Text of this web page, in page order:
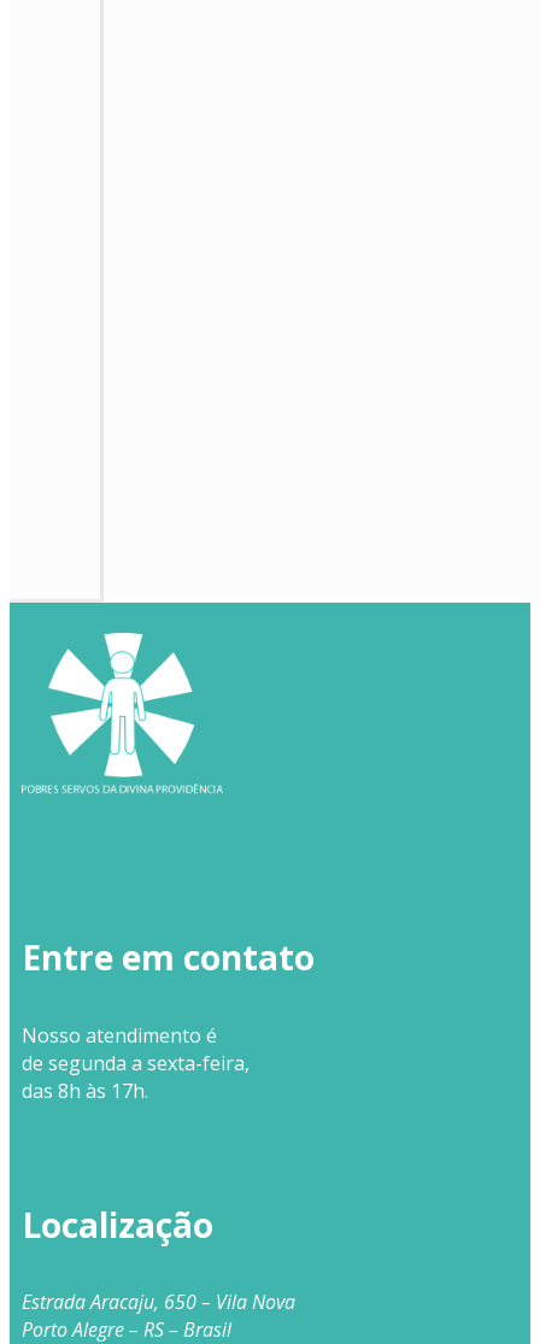
Entre em contato
Nosso atendimento é
de segunda a sexta-feira,
das 8h às 17h.
Localização
Estrada Aracaju, 650 – Vila Nova
Porto Alegre – RS – Brasil